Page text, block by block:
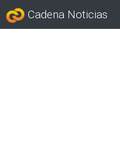
Cadena Noticias